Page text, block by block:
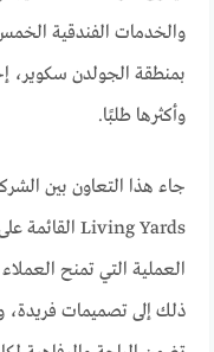
بمنطقة الجولدن
وأكثرها طلبًا.
جاء هذا التعاون بين
العملية التي تمنح
ذلك إلى تصميمات فريدة،